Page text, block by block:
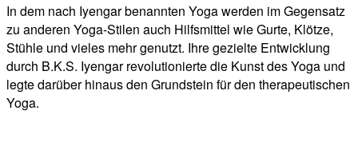
In dem nach Iyengar benannten Yoga werden im Gegensatz
zu anderen Yoga-Stilen auch Hilfsmittel wie Gurte, Klötze,
Stühle und vieles mehr genutzt. Ihre gezielte Entwicklung
durch B.K.S. Iyengar revolutionierte die Kunst des Yoga und
legte darüber hinaus den Grundstein für den therapeutischen
Yoga.